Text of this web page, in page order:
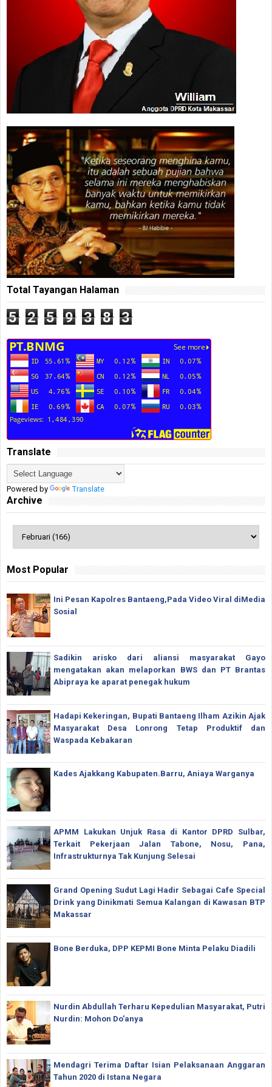
Total Tayangan Halaman
5 2 5 9 3 8 3
Translate
Powered by Translate
Archive
Most Popular
Ini Pesan Kapolres Bantaeng,Pada Video Viral diMedia
Sosial
Sadikin arisko dari aliansi masyarakat Gayo
mengatakan akan melaporkan BWS dan PT Brantas
Abipraya ke aparat penegak hukum
Hadapi Kekeringan, Bupati Bantaeng Ilham Azikin Ajak
Masyarakat Desa Lonrong Tetap Produktif dan
Waspada Kebakaran
Kades Ajakkang Kabupaten.Barru, Aniaya Warganya
APMM Lakukan Unjuk Rasa di Kantor DPRD Sulbar,
Terkait Pekerjaan Jalan Tabone, Nosu, Pana,
Infrastrukturnya Tak Kunjung Selesai
Grand Opening Sudut Lagi Hadir Sebagai Cafe Special
Drink yang Dinikmati Semua Kalangan di Kawasan BTP
Makassar
Bone Berduka, DPP KEPMI Bone Minta Pelaku Diadili
Nurdin Abdullah Terharu Kepedulian Masyarakat, Putri
Nurdin: Mohon Do'anya
Mendagri Terima Daftar Isian Pelaksanaan Anggaran
Tahun 2020 di Istana Negara